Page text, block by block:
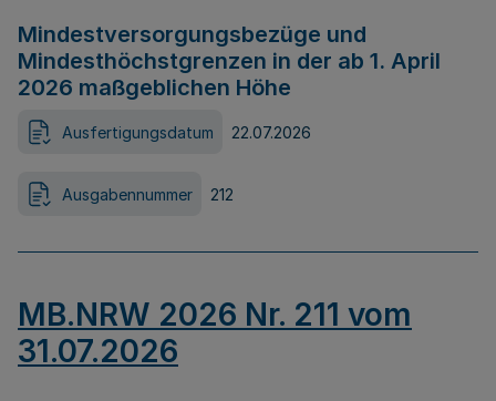
Mindestversorgungsbezüge und
Mindesthöchstgrenzen in der ab 1. April
2026 maßgeblichen Höhe
Ausfertigungsdatum 22.07.2026
Ausgabennummer 212
MB.NRW 2026 Nr. 211 vom
31.07.2026